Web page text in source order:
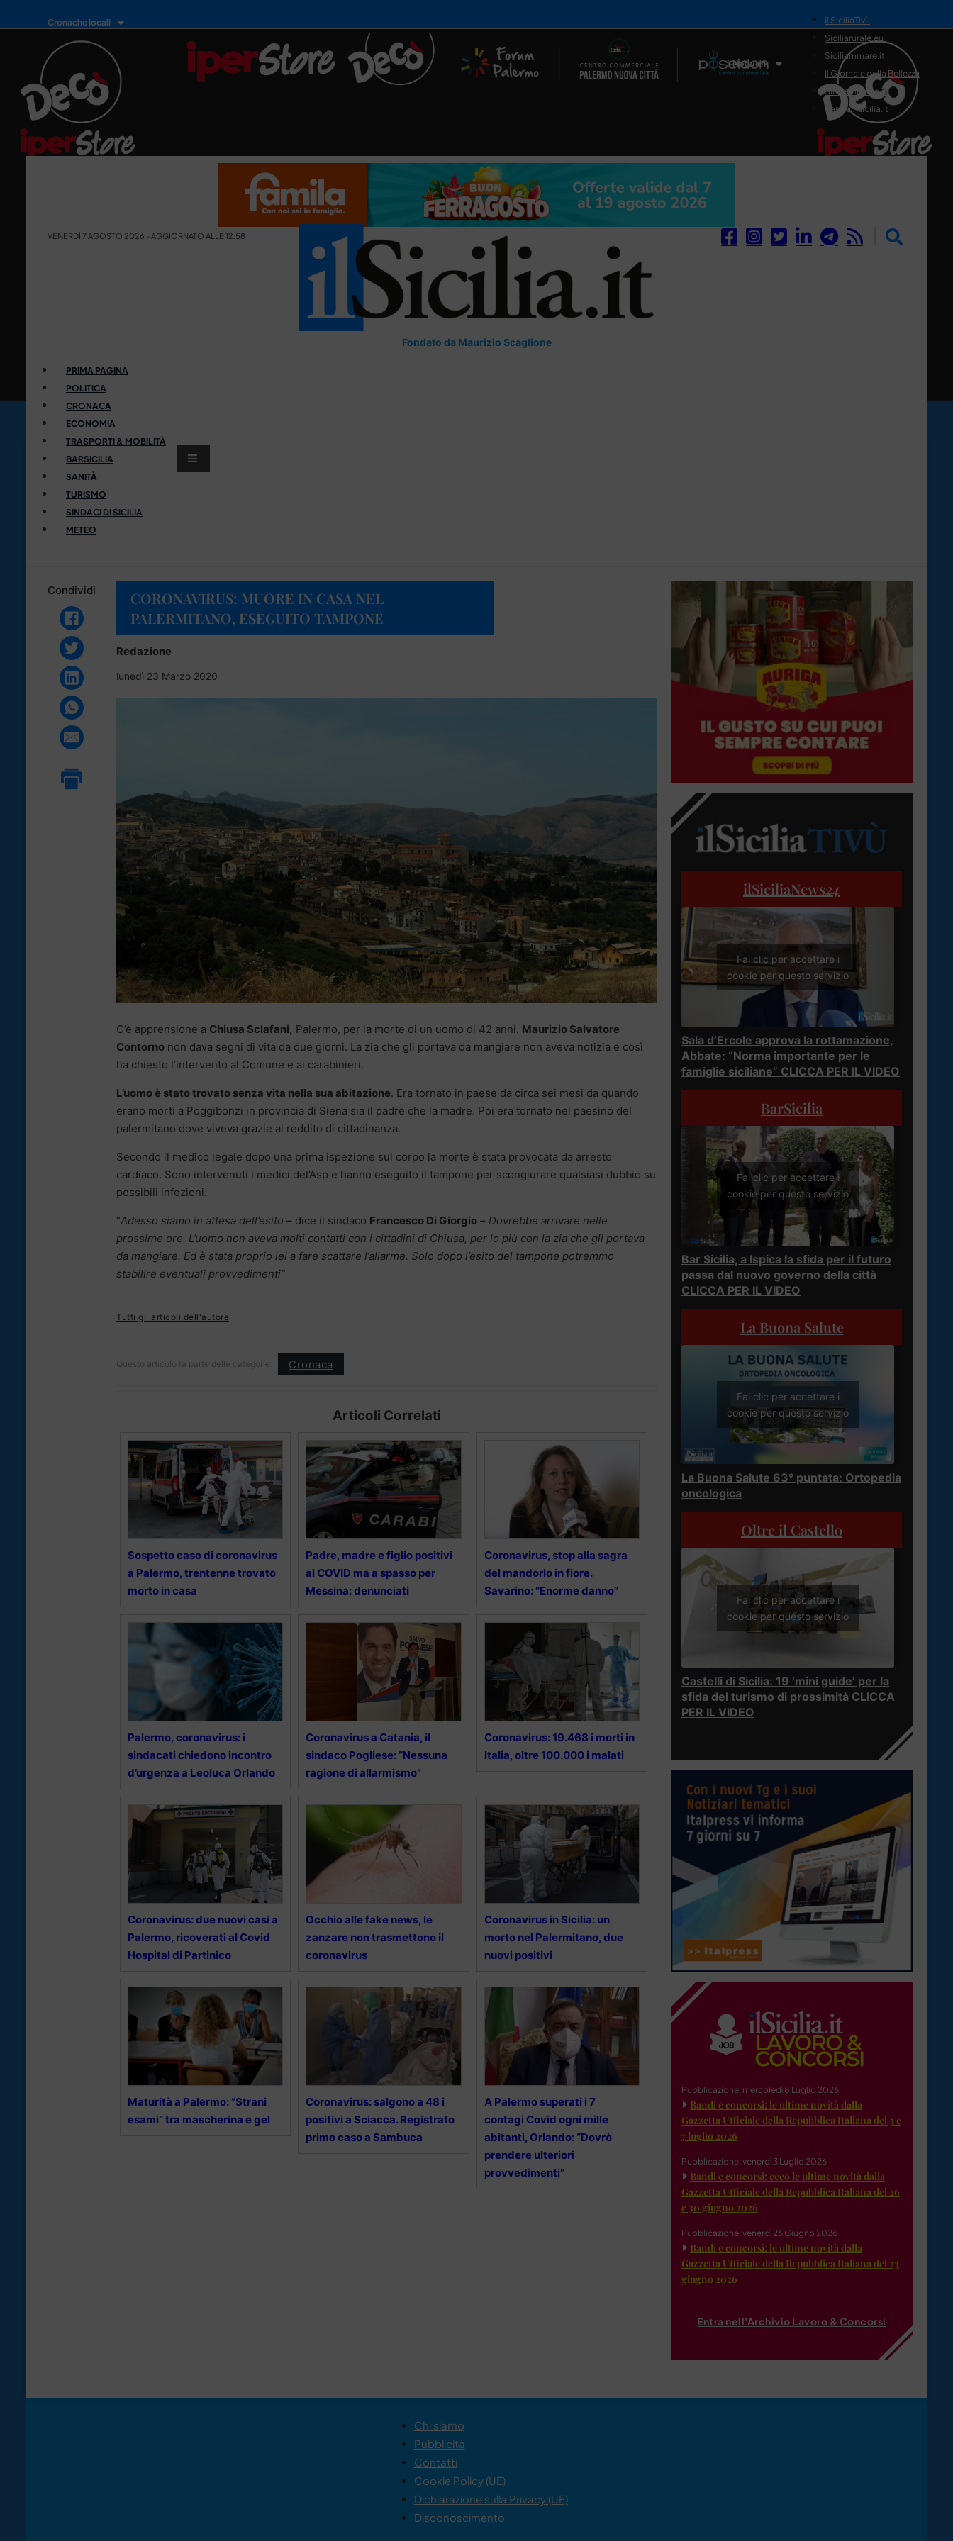
Cronache locali
Il Network
il SiciliaTivù
Siciliarurale.eu
Siciliammare.it
Il Giornale della Bellezza
Siciliamedica.it
Sanitainsicilia.it
VENERDÌ 7 AGOSTO 2026 - AGGIORNATO ALLE 12:58
Fondato da Maurizio Scaglione
PRIMA PAGINA
POLITICA
CRONACA
ECONOMIA
TRASPORTI & MOBILITÀ
BARSICILIA
SANITÀ
TURISMO
SINDACI DI SICILIA
METEO
Condividi
CORONAVIRUS: MUORE IN CASA NEL
PALERMITANO, ESEGUITO TAMPONE
Redazione
lunedì 23 Marzo 2020
C’è apprensione a Chiusa Sclafani, Palermo, per la morte di un uomo di 42 anni. Maurizio Salvatore
Contorno non dava segni di vita da due giorni. La zia che gli portava da mangiare non aveva notizia e così
ha chiesto l’intervento al Comune e ai carabinieri.
L’uomo è stato trovato senza vita nella sua abitazione. Era tornato in paese da circa sei mesi da quando
erano morti a Poggibonzi in provincia di Siena sia il padre che la madre. Poi era tornato nel paesino del
palermitano dove viveva grazie al reddito di cittadinanza.
Secondo il medico legale dopo una prima ispezione sul corpo la morte è stata provocata da arresto
cardiaco. Sono intervenuti i medici del’Asp e hanno eseguito il tampone per scongiurare qualsiasi dubbio su
possibili infezioni.
“Adesso siamo in attesa dell’esito – dice il sindaco Francesco Di Giorgio – Dovrebbe arrivare nelle
prossime ore. L’uomo non aveva molti contatti con i cittadini di Chiusa, per lo più con la zia che gli portava
da mangiare. Ed è stata proprio lei a fare scattare l’allarme. Solo dopo l’esito del tampone potremmo
stabilire eventuali provvedimenti”
Tutti gli articoli dell'autore
Questo articolo fa parte delle categorie: Cronaca
Articoli Correlati
Sospetto caso di coronavirus
a Palermo, trentenne trovato
morto in casa
Padre, madre e figlio positivi
al COVID ma a spasso per
Messina: denunciati
Coronavirus, stop alla sagra
del mandorlo in fiore.
Savarino: “Enorme danno”
Palermo, coronavirus: i
sindacati chiedono incontro
d’urgenza a Leoluca Orlando
Coronavirus a Catania, il
sindaco Pogliese: ”Nessuna
ragione di allarmismo”
Coronavirus: 19.468 i morti in
Italia, oltre 100.000 i malati
Coronavirus: due nuovi casi a
Palermo, ricoverati al Covid
Hospital di Partinico
Occhio alle fake news, le
zanzare non trasmettono il
coronavirus
Coronavirus in Sicilia: un
morto nel Palermitano, due
nuovi positivi
Maturità a Palermo: “Strani
esami” tra mascherina e gel
Coronavirus: salgono a 48 i
positivi a Sciacca. Registrato
primo caso a Sambuca
A Palermo superati i 7
contagi Covid ogni mille
abitanti, Orlando: “Dovrò
prendere ulteriori
provvedimenti”
ilSiciliaNews24
Fai clic per accettare i
cookie per questo servizio
Sala d’Ercole approva la rottamazione,
Abbate: “Norma importante per le
famiglie siciliane” CLICCA PER IL VIDEO
BarSicilia
Fai clic per accettare i
cookie per questo servizio
Bar Sicilia, a Ispica la sfida per il futuro
passa dal nuovo governo della città
CLICCA PER IL VIDEO
La Buona Salute
Fai clic per accettare i
cookie per questo servizio
La Buona Salute 63° puntata: Ortopedia
oncologica
Oltre il Castello
Fai clic per accettare i
cookie per questo servizio
Castelli di Sicilia: 19 ‘mini guide’ per la
sfida del turismo di prossimità CLICCA
PER IL VIDEO
Pubblicazione: mercoledì 8 Luglio 2026
Bandi e concorsi: le ultime novità dalla
Gazzetta Ufficiale della Repubblica Italiana del 3 e
7 luglio 2026
Pubblicazione: venerdì 3 Luglio 2026
Bandi e concorsi: ecco le ultime novità dalla
Gazzetta Ufficiale della Repubblica Italiana del 26
e 30 giugno 2026
Pubblicazione: venerdì 26 Giugno 2026
Bandi e concorsi: le ultime novità dalla
Gazzetta Ufficiale della Repubblica Italiana del 23
giugno 2026
Entra nell'Archivio Lavoro & Concorsi
Chi siamo
Pubblicità
Contatti
Cookie Policy (UE)
Dichiarazione sulla Privacy (UE)
Disconoscimento